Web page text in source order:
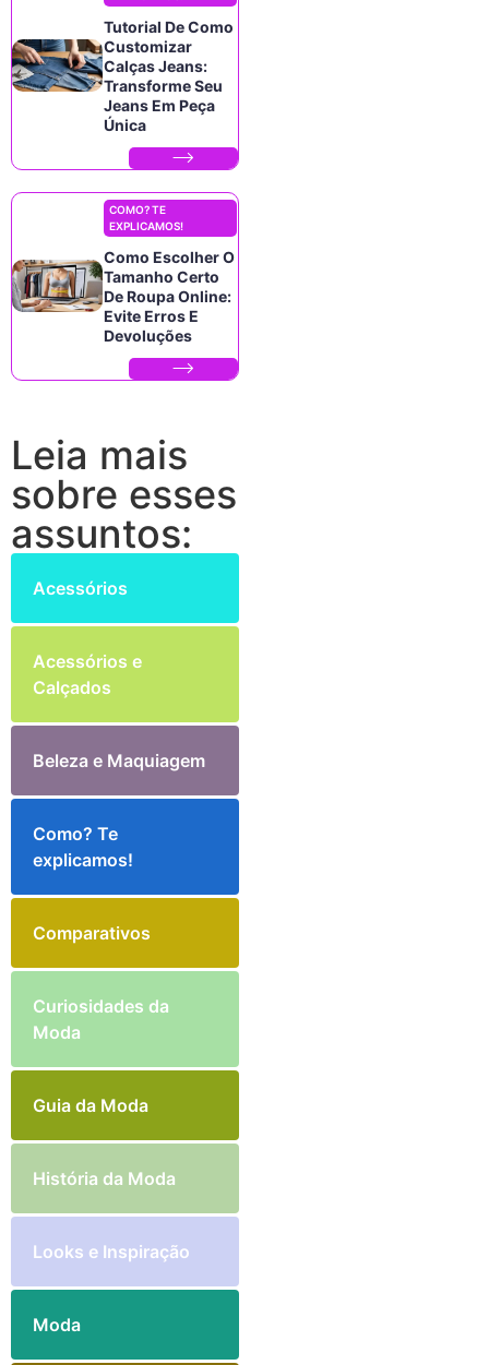
Tutorial De Como
Customizar
Calças Jeans:
Transforme Seu
Jeans Em Peça
Única
COMO? TE
EXPLICAMOS!
Como Escolher O
Tamanho Certo
De Roupa Online:
Evite Erros E
Devoluções
Leia mais
sobre esses
assuntos:
Acessórios
Acessórios e
Calçados
Beleza e Maquiagem
Como? Te
explicamos!
Comparativos
Curiosidades da
Moda
Guia da Moda
História da Moda
Looks e Inspiração
Moda